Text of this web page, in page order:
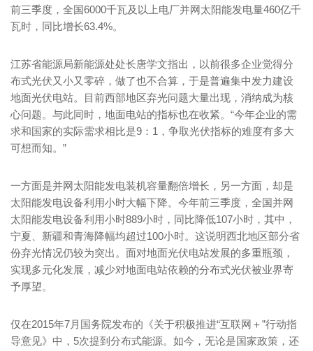
前三季度，全国6000千瓦及以上电厂并网太阳能发电量460亿千
瓦时，同比增长63.4%。
江苏省能源局新能源处处长唐学文指出，以前很多企业觉得分
布式光伏又小又零碎，做了也不合算，于是普遍集中发力建设
地面光伏电站。目前西部地区弃光问题大量出现，消纳成为核
心问题。与此同时，地面电站的指标也在收紧。“今年企业的需
求和国家的实际需求相比是9：1，争取光伏指标的难度有多大
可想而知。”
一方面是并网太阳能发电装机容量翻倍增长，另一方面，却是
太阳能发电设备利用小时大幅下降。今年前三季度，全国并网
太阳能发电设备利用小时889小时，同比降低107小时，其中，
宁夏、新疆和青海降幅均超过100小时。这说明西北地区部分省
份弃光情况仍较为突出。面对地面光伏电站发展的多重瓶颈，
实现多元化发展，减少对地面电站依赖的分布式光伏被业界寄
予厚望。
仅在2015年7月国务院发布的《关于积极推进“互联网＋”行动指
导意见》中，5次提到分布式能源。如今，无论是国家政策，还